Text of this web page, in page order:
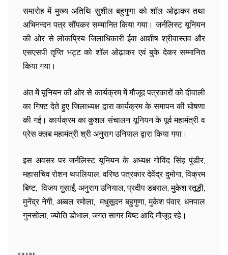
समारोह में मुख्य अतिथि सुशील बहुगुणा को शॉल ओढ़ाकर तथा
अभिनन्दन पत्र सौंपकर सम्मानित किया गया। जर्नलिस्ट यूनियन
की ओर से लोकप्रिय जिलाधिकारी ईवा आशीष श्रीवास्तव और
एसएसपी तृप्ति भट्ट को शॉल ओढ़ाकर एवं बुके देकर सम्मानित
किया गया।
अंत में यूनियन की ओर से कार्यक्रम में मौजूद पत्रकारों को दीवाली
का गिफ्ट देते हुए जिलाध्यक्ष द्वारा कार्यक्रम के समापन की घोषणा
की गई। कार्यक्रम का कुशल संचालन यूनियन के पूर्व महामंत्री व
प्रेस क्लब महामंत्री श्री अनुराग उनियाल द्वारा किया गया।
इस अवसर पर जर्नलिस्ट यूनियन के अध्यक्ष गोविंद सिंह पुंडीर,
महासचिव रोशन थपलियाल, वरिष्ठ पत्रकार देवेंद्र दुमोगा, विक्रम
बिष्ट, विजय गुसाईं, अनुराग उनियाल, प्रदीप डबराल, मुकेश रतूड़ी,
मुनेंद्र नेगी, अब्बल रमोला, मधुसूदन बहुगुणा, मुकेश पंवार, धनपाल
गुनसोला, ज्योति डोभाल, जगत सागर बिष्ट आदि मौजूद रहे।